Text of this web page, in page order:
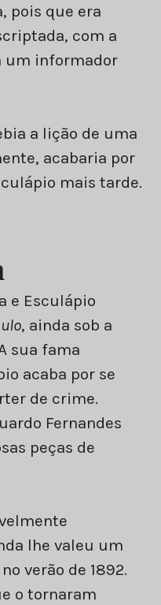
pois que era
com a
um informador
a lição de uma
acabaria por
mais tarde.
e Esculápio
, ainda sob a
sua fama
acaba por se
de crime.
Fernandes
peças de
lhe valeu um
verão de 1892.
o tornaram